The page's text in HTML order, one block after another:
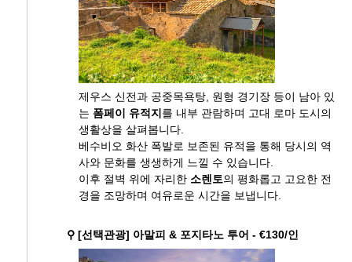
제우스 신전과 공중목욕탕, 원형 경기장 등이 남아 있
는 폼페이 유적지를 내부 관람하며 고대 로마 도시의
생활상을 살펴봅니다.
베수비오 화산 폭발로 보존된 유적을 통해 당시의 역
사와 문화를 생생하게 느낄 수 있습니다.
이후 절벽 위에 자리한 소렌토의 평화롭고 고요한 전
경을 조망하며 여유로운 시간을 보냅니다.
⚲ [선택관광] 아말피 & 포지타노 투어 - €130/인